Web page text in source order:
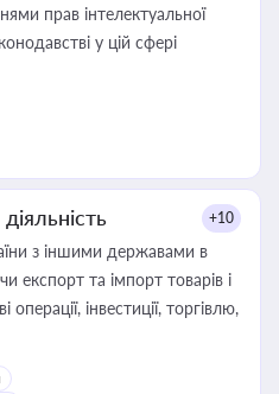
прав інтелектуальної
у цій сфері
+10
з іншими державами в
експорт та імпорт товарів і
інвестиції, торгівлю,